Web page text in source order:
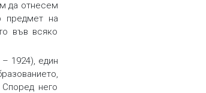
да отнесем
предмет на
във всяко
1924), един
него